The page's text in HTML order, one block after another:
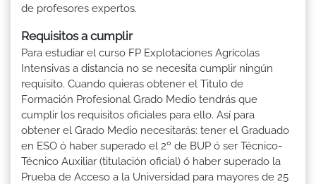
de profesores expertos.
Requisitos a cumplir
Para estudiar el curso FP Explotaciones Agrícolas
Intensivas a distancia no se necesita cumplir ningún
requisito. Cuando quieras obtener el Titulo de
Formación Profesional Grado Medio tendrás que
cumplir los requisitos oficiales para ello. Así para
obtener el Grado Medio necesitarás: tener el Graduado
en ESO ó haber superado el 2º de BUP ó ser Técnico-
Técnico Auxiliar (titulación oficial) ó haber superado la
Prueba de Acceso a la Universidad para mayores de 25